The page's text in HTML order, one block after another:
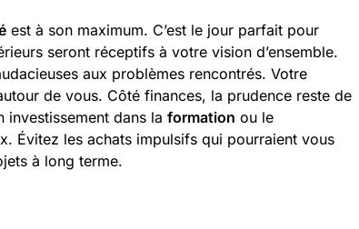
est à son maximum. C’est le jour parfait pour
seront réceptifs à votre vision d’ensemble.
aux problèmes rencontrés. Votre
de vous. Côté finances, la prudence reste de
investissement dans la formation ou le
Évitez les achats impulsifs qui pourraient vous
à long terme.